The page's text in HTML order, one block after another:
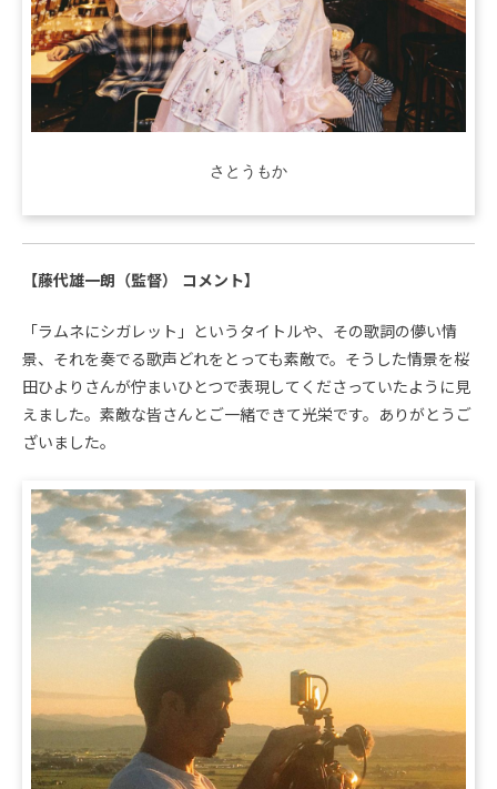
さとうもか
【藤代雄一朗（監督） コメント】
「ラムネにシガレット」というタイトルや、その歌詞の儚い情
景、それを奏でる歌声どれをとっても素敵で。そうした情景を桜
田ひよりさんが佇まいひとつで表現してくださっていたように見
えました。素敵な皆さんとご一緒できて光栄です。ありがとうご
ざいました。